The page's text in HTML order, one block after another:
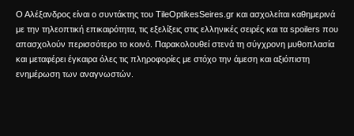
Ο Αλέξανδρος είναι ο συντάκτης του TileOptikesSeires.gr και ασχολείται καθημερινά
με την τηλεοπτική επικαιρότητα, τις εξελίξεις στις ελληνικές σειρές και τα spoilers που
απασχολούν περισσότερο το κοινό. Παρακολουθεί στενά τη σύγχρονη μυθοπλασία
και μεταφέρει έγκαιρα όλες τις πληροφορίες με στόχο την άμεση και αξιόπιστη
ενημέρωση των αναγνωστών.